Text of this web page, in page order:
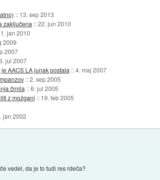
:: 13. sep 2013
zaključena ::22. jun 2010
jan 2010
2009
2007
jul 2007
AACS LA junak postala ::4. maj 2007
::2. sep 2005
črnila ::6. jul 2005
z možgani :: 19. feb 2005
jan 2002
vedel, da je to tudi res rdeča?